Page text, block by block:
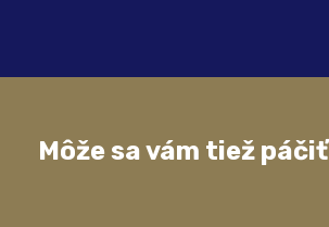
Môže sa vám tiež páčiť